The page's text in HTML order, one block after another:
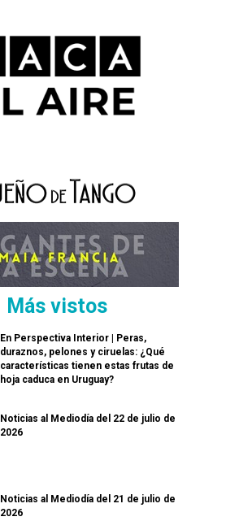
Más vistos
En Perspectiva Interior | Peras,
duraznos, pelones y ciruelas: ¿Qué
características tienen estas frutas de
hoja caduca en Uruguay?
Noticias al Mediodía del 22 de julio de
2026
Noticias al Mediodía del 21 de julio de
2026